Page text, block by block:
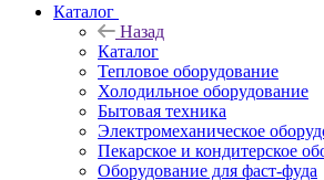
Каталог
Назад
Каталог
Тепловое оборудование
Холодильное оборудование
Бытовая техника
Электромеханическое
Пекарское и кондитерское
Оборудование для фаст-фуда